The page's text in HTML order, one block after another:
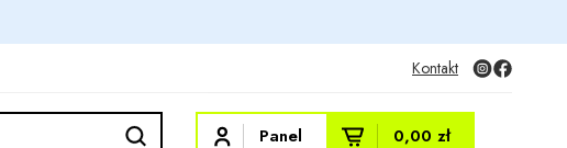
Kontakt
Panel 0,00 zł